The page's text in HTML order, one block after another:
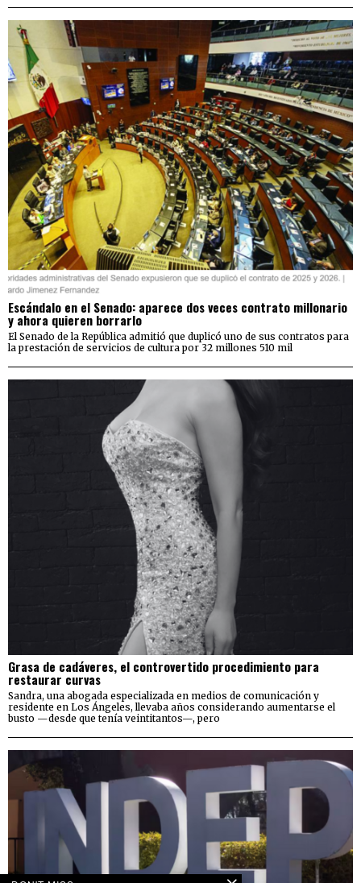
Escándalo en el Senado: aparece dos veces contrato millonario
y ahora quieren borrarlo
El Senado de la República admitió que duplicó uno de sus contratos para
la prestación de servicios de cultura por 32 millones 510 mil
Grasa de cadáveres, el controvertido procedimiento para
restaurar curvas
Sandra, una abogada especializada en medios de comunicación y
residente en Los Ángeles, llevaba años considerando aumentarse el
busto —desde que tenía veintitantos—, pero